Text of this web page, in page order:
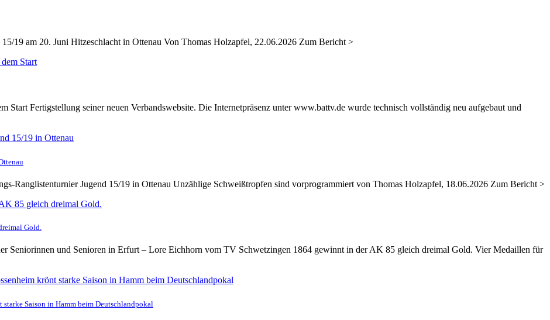
19 am 20. Juni Hitzeschlacht in Ottenau Von Thomas Holzapfel, 22.06.2026 Zum Bericht >
Start Fertigstellung seiner neuen Verbandswebsite. Die Internetpräsenz unter www.battv.de wurde technisch vollständig neu aufgebaut und
Ranglistenturnier Jugend 15/19 in Ottenau Unzählige Schweißtropfen sind vorprogrammiert von Thomas Holzapfel, 18.06.2026 Zum Bericht >
Gold.
Seniorinnen und Senioren in Erfurt – Lore Eichhorn vom TV Schwetzingen 1864 gewinnt in der AK 85 gleich dreimal Gold. Vier Medaillen für
Saison in Hamm beim Deutschlandpokal